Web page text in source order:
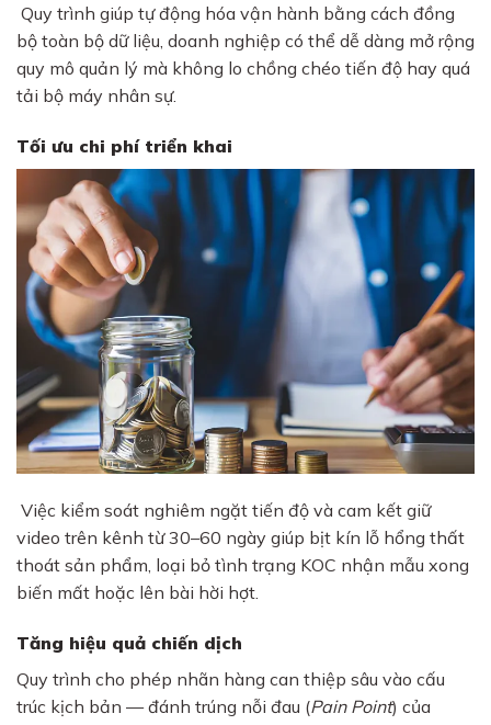
Quy trình giúp tự động hóa vận hành bằng cách đồng
bộ toàn bộ dữ liệu, doanh nghiệp có thể dễ dàng mở rộng
quy mô quản lý mà không lo chồng chéo tiến độ hay quá
tải bộ máy nhân sự.
Tối ưu chi phí triển khai
Việc kiểm soát nghiêm ngặt tiến độ và cam kết giữ
video trên kênh từ 30–60 ngày giúp bịt kín lỗ hổng thất
thoát sản phẩm, loại bỏ tình trạng KOC nhận mẫu xong
biến mất hoặc lên bài hời hợt.
Tăng hiệu quả chiến dịch
Quy trình cho phép nhãn hàng can thiệp sâu vào cấu
trúc kịch bản — đánh trúng nỗi đau (Pain Point) của